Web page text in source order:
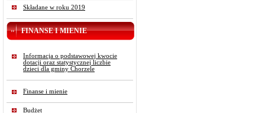
Składane w roku 2019
FINANSE I MIENIE
Informacja o podstawowej kwocie
dotacji oraz statystycznej liczbie
dzieci dla gminy Chorzele
Finanse i mienie
Budżet